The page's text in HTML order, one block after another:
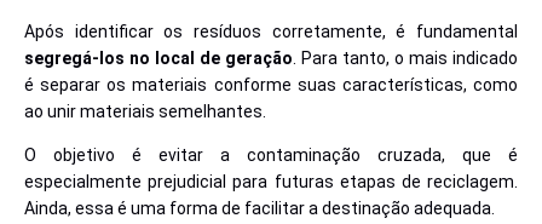
Após identificar os resíduos corretamente, é fundamental
segregá-los no local de geração . Para tanto, o mais indicado
é separar os materiais conforme suas características, como
ao unir materiais semelhantes.
O objetivo é evitar a contaminação cruzada, que é
especialmente prejudicial para futuras etapas de reciclagem.
Ainda, essa é uma forma de facilitar a destinação adequada.